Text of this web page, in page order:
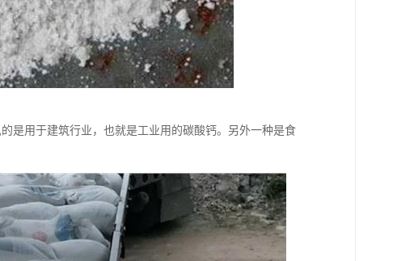
是用于建筑行业，也就是工业用的碳酸钙。另外一种是食